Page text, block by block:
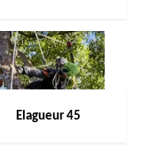
Elagueur 45